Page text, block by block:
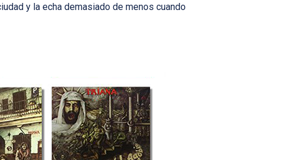
y la echa demasiado de menos cuando